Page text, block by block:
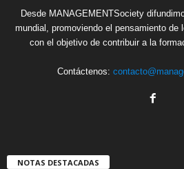
Desde MANAGEMENTSociety
mundial, promoviendo el pensamiento de
con el objetivo de contribuir a la
Contáctenos:
NOTAS DESTACADAS